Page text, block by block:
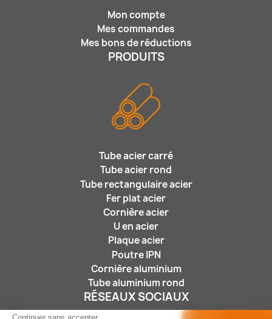
Continuer sans accepter
Mon compte
Mes commandes
Mes bons de réductions
PRODUITS
Tube acier carré
Tube acier rond
Tube rectangulaire acier
Fer plat acier
Cornière acier
U en acier
Plaque acier
Poutre IPN
Cornière aluminium
Tube aluminium rond
RÉSEAUX SOCIAUX